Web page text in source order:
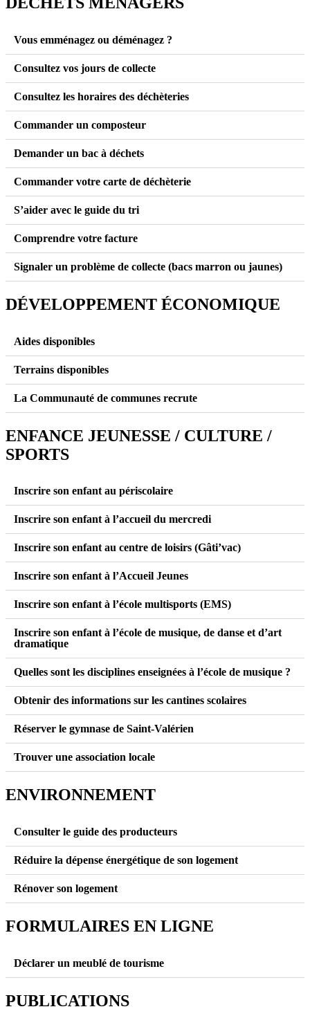
Vous emménagez ou déménagez ?
Consultez vos jours de collecte
Consultez les horaires des déchèteries
Commander un composteur
Demander un bac à déchets
Commander votre carte de déchèterie
S’aider avec le guide du tri
Comprendre votre facture
Signaler un problème de collecte (bacs marron ou jaunes)
DÉVELOPPEMENT ÉCONOMIQUE
Aides disponibles
Terrains disponibles
La Communauté de communes recrute
ENFANCE JEUNESSE / CULTURE /
SPORTS
Inscrire son enfant au périscolaire
Inscrire son enfant à l’accueil du mercredi
Inscrire son enfant au centre de loisirs (Gâti’vac)
Inscrire son enfant à l’Accueil Jeunes
Inscrire son enfant à l’école multisports (EMS)
Inscrire son enfant à l’école de musique, de danse et d’art
dramatique
Quelles sont les disciplines enseignées à l’école de musique ?
Obtenir des informations sur les cantines scolaires
Réserver le gymnase de Saint-Valérien
Trouver une association locale
ENVIRONNEMENT
Consulter le guide des producteurs
Réduire la dépense énergétique de son logement
Rénover son logement
FORMULAIRES EN LIGNE
Déclarer un meublé de tourisme
PUBLICATIONS